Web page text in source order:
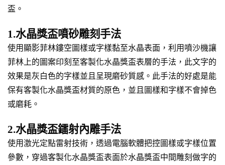
盃。
1.水晶獎盃噴砂雕刻手法
使用顯影菲林鏤空圖樣或字樣黏至水晶表面，利用噴沙機讓
菲林上的圖案印刻至客製化水晶獎盃表層的手法，此文字的
效果是灰白色的字樣並且呈現磨砂質感。此手法的好處是能
保有客製化水晶獎盃材質的原色，並且圖樣和字樣不會掉色
或磨耗。
2.水晶獎盃鐳射內雕手法
使用激光定點雷射技術，透過電腦軟體把控圖樣或字樣位置
參數，穿過客製化水晶獎盃表面於水晶獎盃中間雕刻做字的